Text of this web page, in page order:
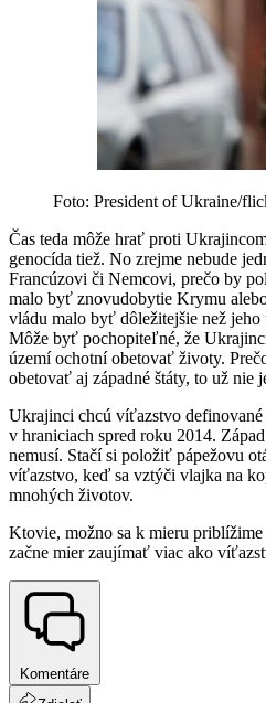
Foto: President of Ukraine/
Čas teda môže hrať proti
genocída tiež. No zrejme nebude
Francúzovi či Nemcovi, prečo by
malo byť znovudobytie Krymu
vládu malo byť dôležitejšie než
Môže byť pochopiteľné, že
území ochotní obetovať životy.
obetovať aj západné štáty, to už nie
Ukrajinci chcú víťazstvo
v hraniciach spred roku 2014.
nemusí. Stačí si položiť pápežovu
víťazstvo, keď sa vztýči vlajka na
mnohých životov.
Ktovie, možno sa k mieru
začne mier zaujímať viac ako
Komentáre